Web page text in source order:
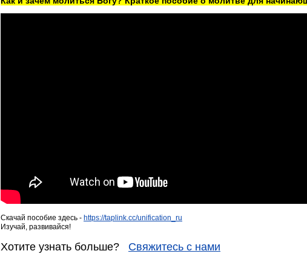
Скачай пособие здесь - https://taplink.cc/unification_ru
Изучай, развивайся!
Хотите узнать больше? Свяжитесь с нами